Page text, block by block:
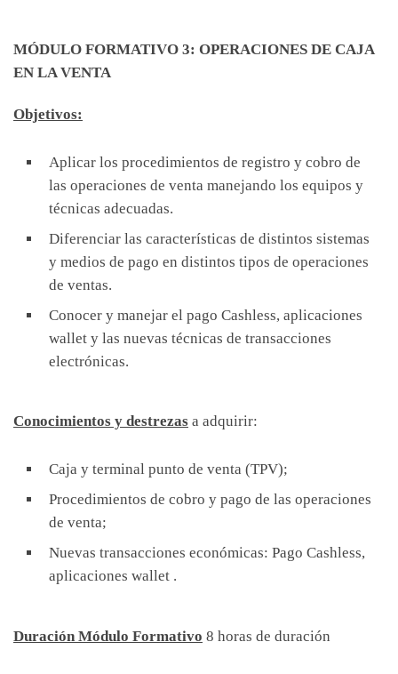
MÓDULO FORMATIVO 3: OPERACIONES DE CAJA
EN LA VENTA
Objetivos:
Aplicar los procedimientos de registro y cobro de
las operaciones de venta manejando los equipos y
técnicas adecuadas.
Diferenciar las características de distintos sistemas
y medios de pago en distintos tipos de operaciones
de ventas.
Conocer y manejar el pago Cashless, aplicaciones
wallet y las nuevas técnicas de transacciones
electrónicas.
Conocimientos y destrezas a adquirir:
Caja y terminal punto de venta (TPV);
Procedimientos de cobro y pago de las operaciones
de venta;
Nuevas transacciones económicas: Pago Cashless,
aplicaciones wallet .
Duración Módulo Formativo 8 horas de duración